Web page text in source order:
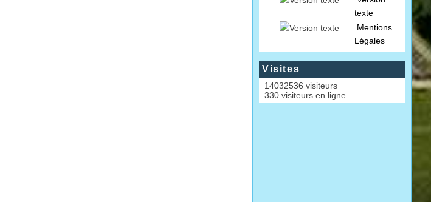
texte
Mentions
Légales
Visites
14032536 visiteurs
330 visiteurs en ligne